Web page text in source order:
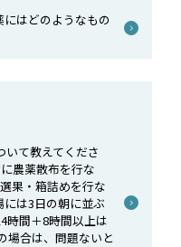
はどのようなもの
いて教えてくださ
農薬散布を行な
果・箱詰めを行な
には3日の朝に並ぶ
時間＋8時間以上は
場合は、問題ないと